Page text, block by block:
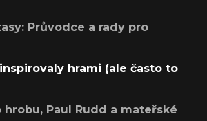
Průvodce a rady pro
hrami (ale často to
Paul Rudd a mateřské